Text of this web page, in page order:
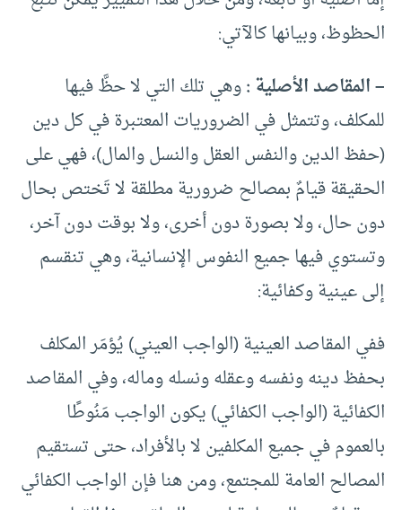
الحظوظ، وبيانها كالآتي:
–المقاصد الأصلية :وهي تلك التي لا حظَّ فيها
للمكلف، وتتمثل في الضروريات المعتبرة في كل دين
(حفظ الدين والنفس العقل والنسل والمال)، فهي على
الحقيقة قيامٌ بمصالح ضرورية مطلقة لا تَختص بحال
دون حال، ولا بصورة دون أخرى، ولا بوقت دون آخر،
وتستوي فيها جميع النفوس الإنسانية، وهي تنقسم
إلى عينية وكفائية:
ففي المقاصد العينية (الواجب العيني) يُؤمَر المكلف
بحفظ دينه ونفسه وعقله ونسله وماله، وفي المقاصد
الكفائية (الواجب الكفائي) يكون الواجب مَنُوطًا
بالعموم في جميع المكلفين لا بالأفراد، حتى تستقيم
المصالح العامة للمجتمع، ومن هنا فإن الواجب الكفائي